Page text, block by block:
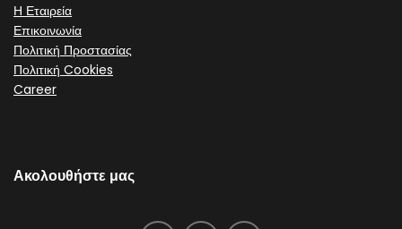
Η Εταιρεία
Επικοινωνία
Πολιτική Προστασίας
Πολιτική Cookies
Career
Ακολουθήστε μας